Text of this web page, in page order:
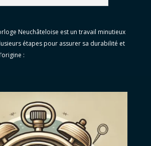
Neuchâteloise est un travail minutieux
étapes pour assurer sa durabilité et
: